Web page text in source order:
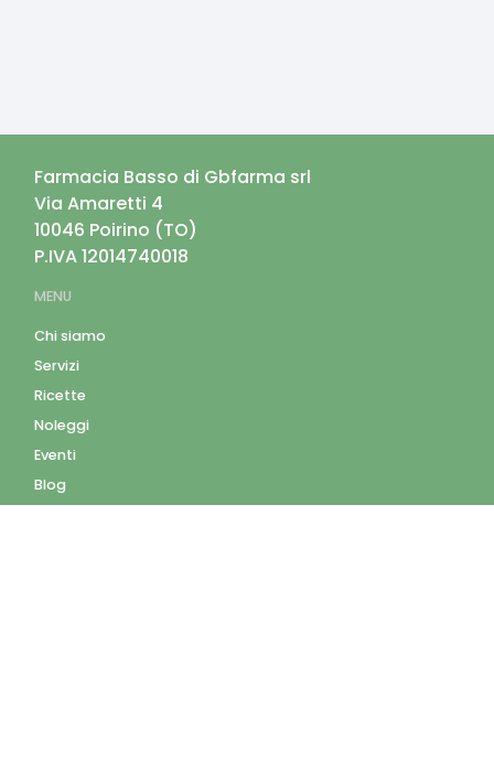
Farmacia Basso di Gbfarma srl
Via Amaretti 4
10046 Poirino (TO)
P.IVA12014740018
MENU
Chi siamo
Servizi
Ricette
Noleggi
Eventi
Blog